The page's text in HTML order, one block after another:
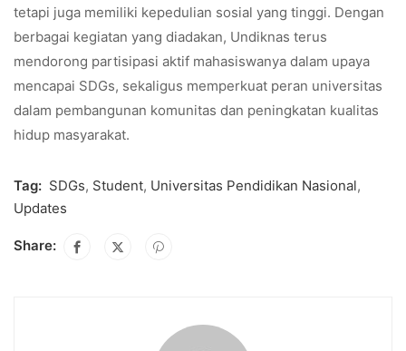
tetapi juga memiliki kepedulian sosial yang tinggi. Dengan
berbagai kegiatan yang diadakan, Undiknas terus
mendorong partisipasi aktif mahasiswanya dalam upaya
mencapai SDGs, sekaligus memperkuat peran universitas
dalam pembangunan komunitas dan peningkatan kualitas
hidup masyarakat.
Tag: SDGs, Student, Universitas Pendidikan Nasional,
Updates
Share: